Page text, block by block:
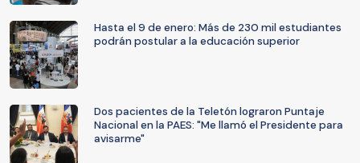
Hasta el 9 de enero: Más de 230 mil estudiantes
podrán postular a la educación superior
Dos pacientes de la Teletón lograron Puntaje
Nacional en la PAES: "Me llamó el Presidente para
avisarme"